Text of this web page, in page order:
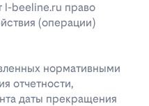
l-beeline.ru право
(операции)
нормативными
отчетности,
даты прекращения